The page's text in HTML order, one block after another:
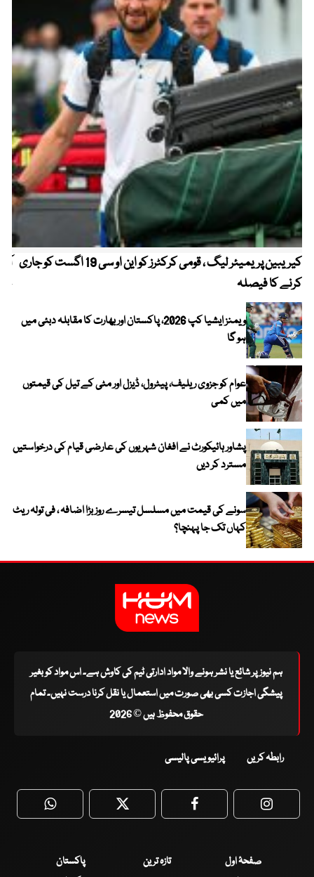
کیریبین پریمیئر لیگ ، قومی کرکٹرز کو این او سی 19 اگست کو جاری
کرنے کا فیصلہ
ویمنز ایشیا کپ 2026، پاکستان اور بھارت کا مقابلہ دبئی میں
ہو گا
عوام کو جزوی ریلیف، پیٹرول، ڈیزل اور مٹی کے تیل کی قیمتوں
میں کمی
پشاور ہائیکورٹ نے افغان شہریوں کی عارضی قیام کی درخواستیں
مسترد کر دیں
سونے کی قیمت میں مسلسل تیسرے روز بڑا اضافہ ، فی تولہ ریٹ
کہاں تک جا پہنچا؟
ہم نیوز پر شائع یا نشر ہونے والا مواد ادارتی ٹیم کی کاوش ہے۔ اس مواد کو بغیر
پیشگی اجازت کسی بھی صورت میں استعمال یا نقل کرنا درست نہیں۔ تمام
حقوق محفوظ ہیں © 2026
رابطہ کریں پرائیویسی پالیسی
WhatsApp Twitter Facebook
صفحۂ اول تازہ ترین
پاکستان